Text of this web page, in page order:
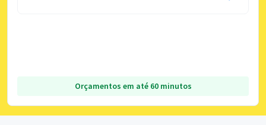
Orçamentos em até 60 minutos